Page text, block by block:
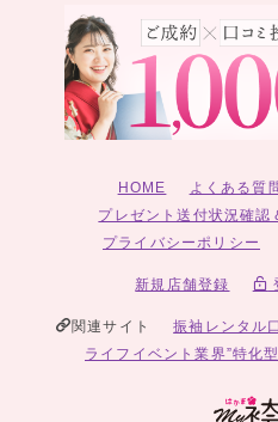
HOME よくある質
プレゼント送付状況確認
プライバシーポリシー
新規店舗登録
関連サイト
振袖レンタル
ライフイベント業界”特化